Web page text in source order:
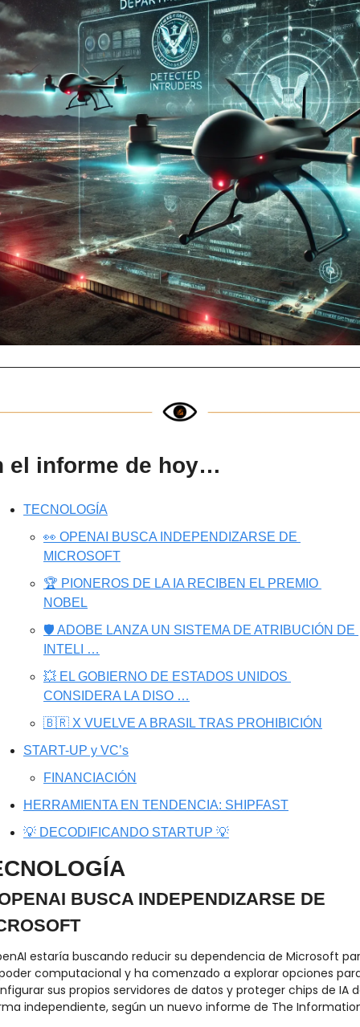
el informe de hoy…
TECNOLOGÍA
👀 OPENAI BUSCA INDEPENDIZARSE DE
MICROSOFT
🏆 PIONEROS DE LA IA RECIBEN EL PREMIO
NOBEL
🛡️ ADOBE LANZA UN SISTEMA DE ATRIBUCIÓN DE
INTELI …
💥 EL GOBIERNO DE ESTADOS UNIDOS
CONSIDERA LA DISO …
🇧🇷 X VUELVE A BRASIL TRAS PROHIBICIÓN
START-UP y VC’s
FINANCIACIÓN
HERRAMIENTA EN TENDENCIA: SHIPFAST
💡 DECODIFICANDO STARTUP 💡
BUSCA INDEPENDIZARSE DE
estaría buscando reducir su dependencia de Microsoft
computacional y ha comenzado a explorar opciones
sus propios servidores de datos y proteger chips de IA
independiente, según un nuevo informe de The